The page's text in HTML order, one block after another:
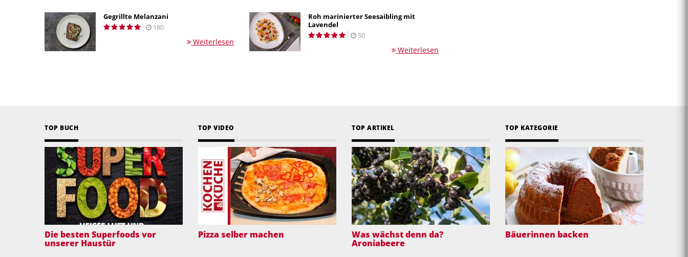
Gegrillte Melanzani
180
Weiterlesen
Roh marinierter Seesaibling mit
Lavendel
50
Weiterlesen
TOP BUCH
Die besten Superfoods vor
unserer Haustür
TOP VIDEO
Pizza selber machen
TOP ARTIKEL
Was wächst denn da?
Aroniabeere
TOP KATEGORIE
Bäuerinnen backen